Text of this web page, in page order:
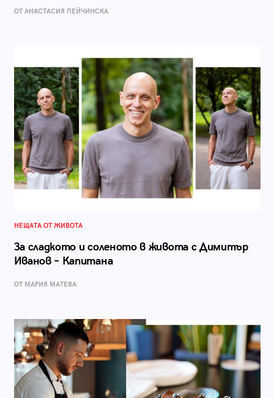
ОТ AНАСТАСИЯ ПЕЙЧИНСКА
НЕЩАТА ОТ ЖИВОТА
За сладкото и соленото в живота с Димитър
Иванов – Капитана
ОТ МАРИЯ МАТЕВА